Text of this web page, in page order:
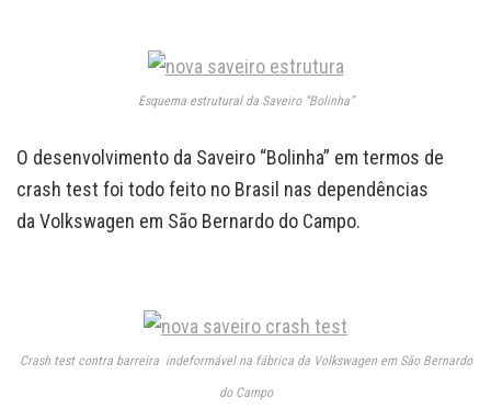
Esquema estrutural da Saveiro “Bolinha”
O desenvolvimento da Saveiro “Bolinha” em termos de
crash test foi todo feito no Brasil nas dependências
da Volkswagen em São Bernardo do Campo.
Crash test contra barreira indeformável na fábrica da Volkswagen em São Bernardo
do Campo